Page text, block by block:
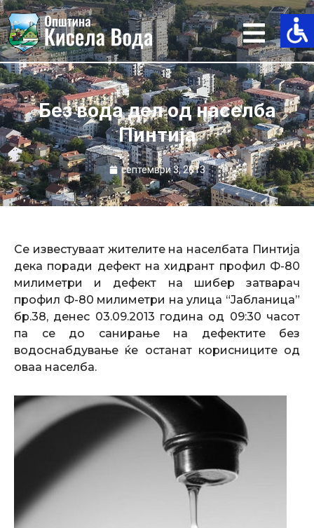
Skip
to
content
Без вода дел од населба
Пинтија
септември 3, 2013
Се известуваат жителите на населбата Пинтија
дека поради дефект на хидрант профил Ф-80
милиметри и дефект на шибер затварач
профил Ф-80 милиметри на улица “Јабланица”
бр.38, денес 03.09.2013 година од 09:30 часот
па се до санирање на дефектите без
водоснабдување ќе останат корисниците од
оваа населба.